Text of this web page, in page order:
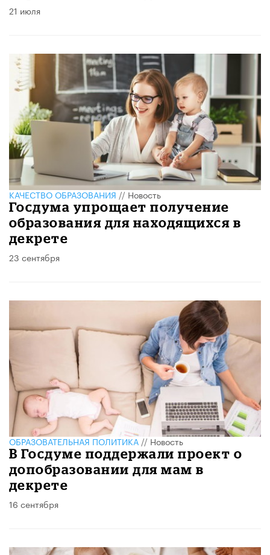
21 июля
КАЧЕСТВО ОБРАЗОВАНИЯ//Новость
Госдума упрощает получение
образования для находящихся в
декрете
23 сентября
ОБРАЗОВАТЕЛЬНАЯ ПОЛИТИКА //Новость
В Госдуме поддержали проект о
допобразовании для мам в
декрете
16 сентября